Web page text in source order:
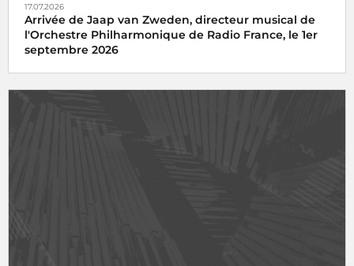
17.07.2026
Arrivée de Jaap van Zweden, directeur musical de
l'Orchestre Philharmonique de Radio France, le 1er
septembre 2026